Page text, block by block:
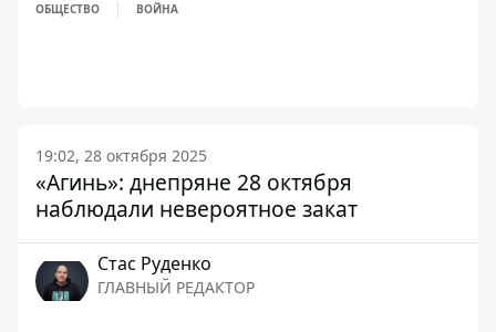
ОБЩЕСТВО ВОЙНА
19:02, 28 октября 2025
«Агинь»: днепряне 28 октября
наблюдали невероятное закат
Стаc Руденко
ГЛАВНЫЙ РЕДАКТОР